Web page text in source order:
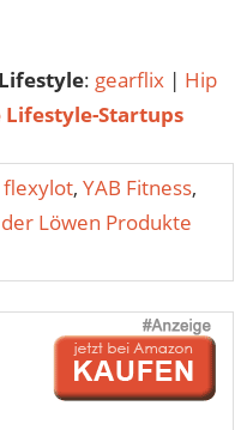
: gearflix| Hip
Lifestyle-Startups
flexylot, YAB Fitness,
Löwen Produkte